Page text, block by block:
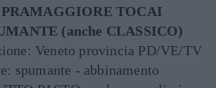
TOCAI
(anche CLASSICO)
Veneto provincia PD/VE/TV
spumante - abbinamento